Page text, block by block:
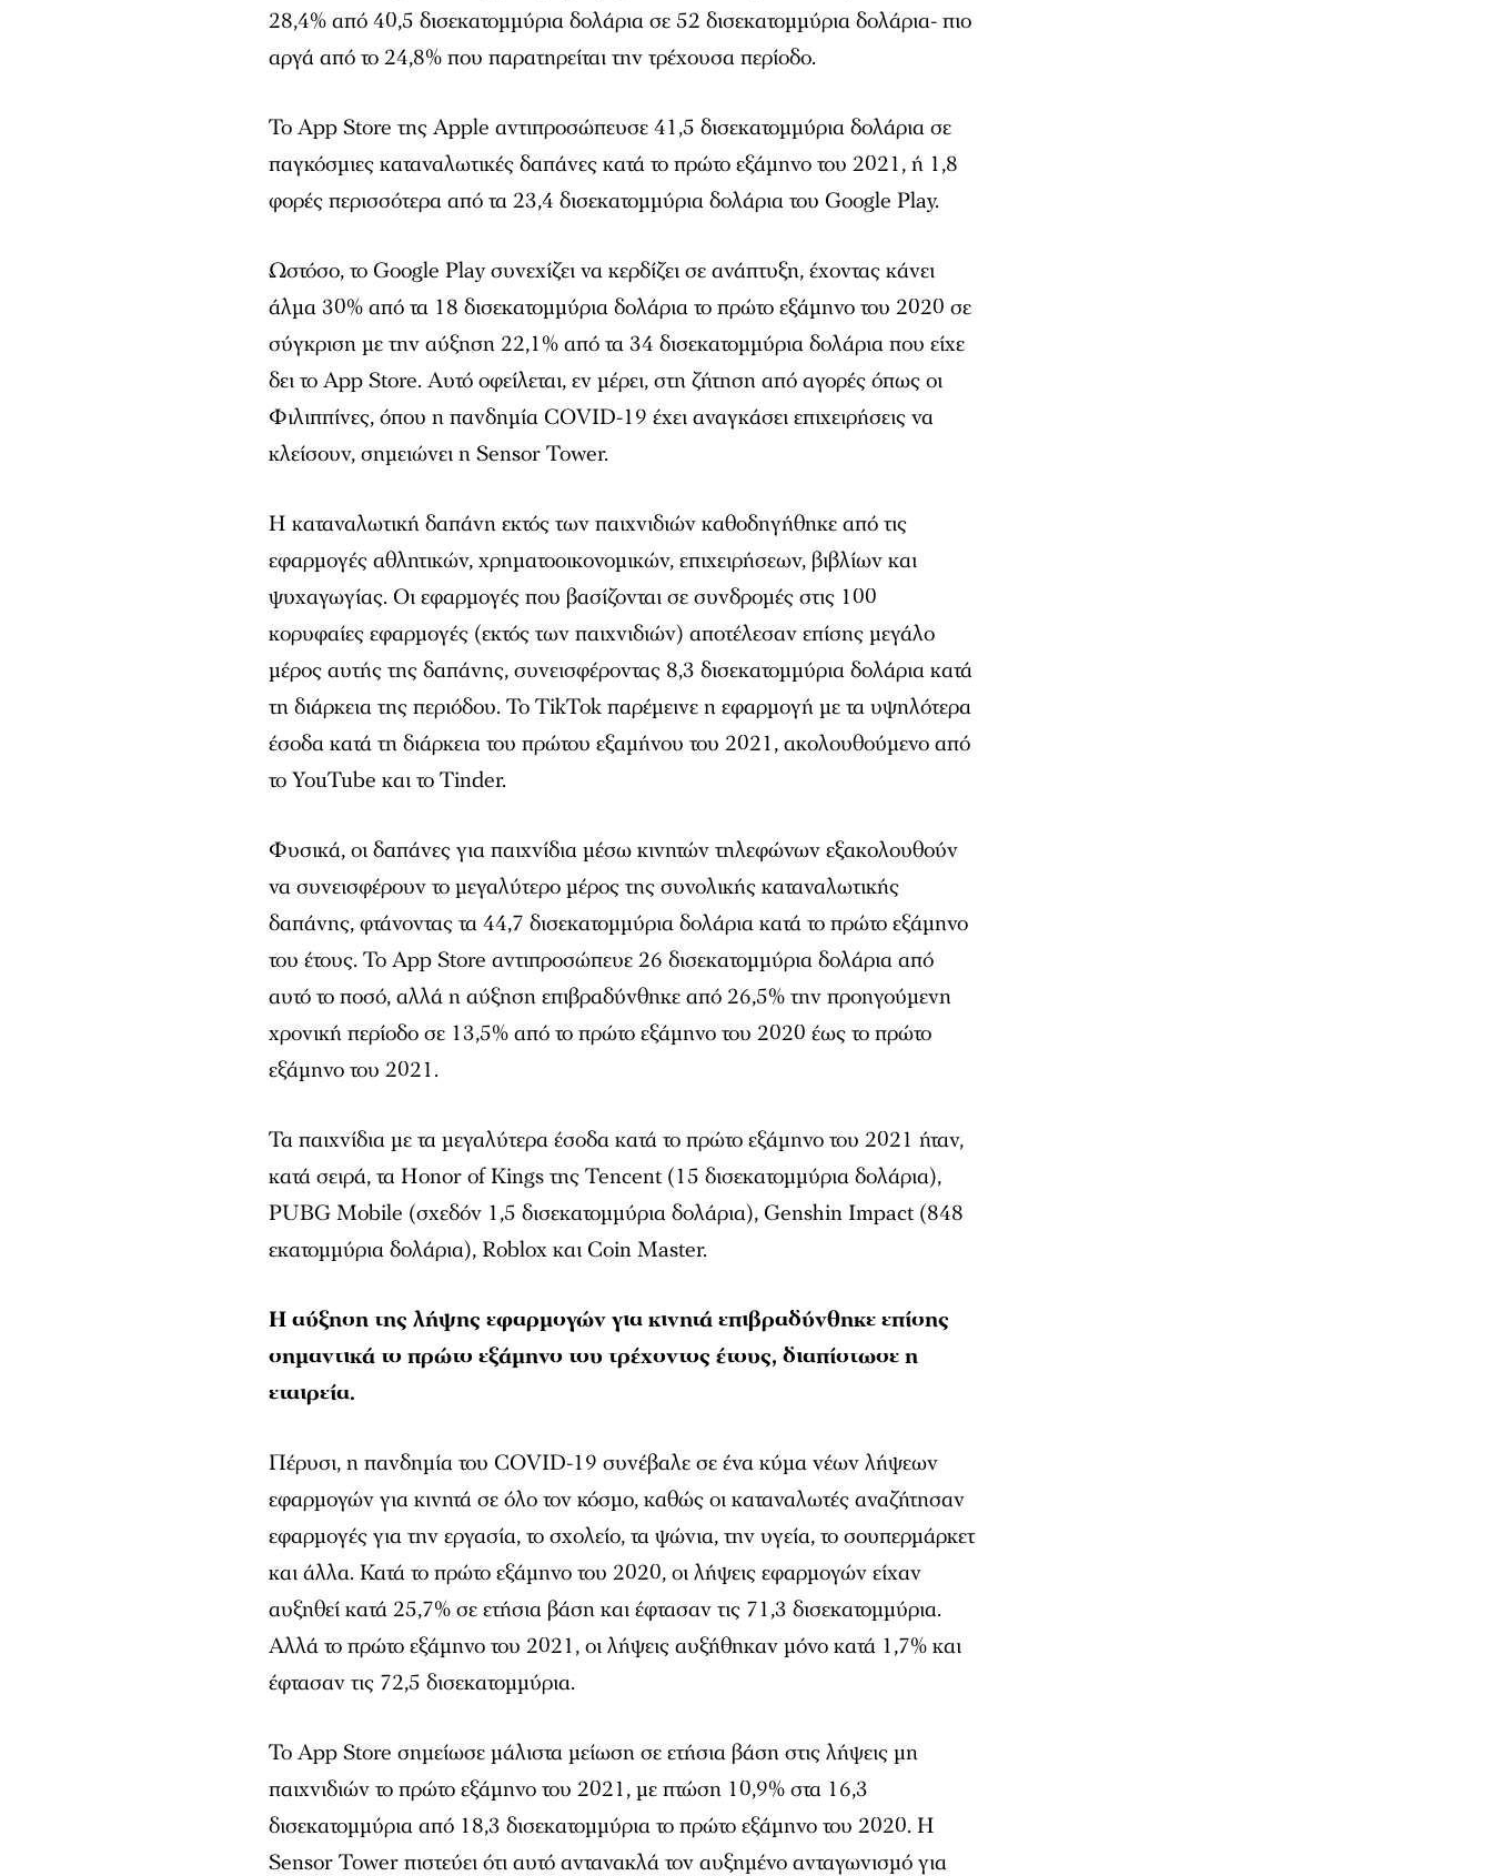
28,4% από 40,5 δισεκατομμύρια δολάρια σε 52 δισεκατομμύρια δολάρια- πιο
αργά από το 24,8% που παρατηρείται την τρέχουσα περίοδο.
Το App Store της Apple αντιπροσώπευσε 41,5 δισεκατομμύρια δολάρια σε
παγκόσμιες καταναλωτικές δαπάνες κατά το πρώτο εξάμηνο του 2021, ή 1,8
φορές περισσότερα από τα 23,4 δισεκατομμύρια δολάρια του Google Play.
Ωστόσο, το Google Play συνεχίζει να κερδίζει σε ανάπτυξη, έχοντας κάνει
άλμα 30% από τα 18 δισεκατομμύρια δολάρια το πρώτο εξάμηνο του 2020 σε
σύγκριση με την αύξηση 22,1% από τα 34 δισεκατομμύρια δολάρια που είχε
δει το App Store. Αυτό οφείλεται, εν μέρει, στη ζήτηση από αγορές όπως οι
Φιλιππίνες, όπου η πανδημία COVID-19 έχει αναγκάσει επιχειρήσεις να
κλείσουν, σημειώνει η Sensor Tower.
Η καταναλωτική δαπάνη εκτός των παιχνιδιών καθοδηγήθηκε από τις
εφαρμογές αθλητικών, χρηματοοικονομικών, επιχειρήσεων, βιβλίων και
ψυχαγωγίας. Οι εφαρμογές που βασίζονται σε συνδρομές στις 100
κορυφαίες εφαρμογές (εκτός των παιχνιδιών) αποτέλεσαν επίσης μεγάλο
μέρος αυτής της δαπάνης, συνεισφέροντας 8,3 δισεκατομμύρια δολάρια κατά
τη διάρκεια της περιόδου. Το TikTok παρέμεινε η εφαρμογή με τα υψηλότερα
έσοδα κατά τη διάρκεια του πρώτου εξαμήνου του 2021, ακολουθούμενο από
το YouTube και το Tinder.
Φυσικά, οι δαπάνες για παιχνίδια μέσω κινητών τηλεφώνων εξακολουθούν
να συνεισφέρουν το μεγαλύτερο μέρος της συνολικής καταναλωτικής
δαπάνης, φτάνοντας τα 44,7 δισεκατομμύρια δολάρια κατά το πρώτο εξάμηνο
του έτους. Το App Store αντιπροσώπευε 26 δισεκατομμύρια δολάρια από
αυτό το ποσό, αλλά η αύξηση επιβραδύνθηκε από 26,5% την προηγούμενη
χρονική περίοδο σε 13,5% από το πρώτο εξάμηνο του 2020 έως το πρώτο
εξάμηνο του 2021.
Τα παιχνίδια με τα μεγαλύτερα έσοδα κατά το πρώτο εξάμηνο του 2021 ήταν,
κατά σειρά, τα Honor of Kings της Tencent (15 δισεκατομμύρια δολάρια),
PUBG Mobile (σχεδόν 1,5 δισεκατομμύρια δολάρια), Genshin Impact (848
εκατομμύρια δολάρια), Roblox και Coin Master.
Η αύξηση της λήψης εφαρμογών για κινητά επιβραδύνθηκε επίσης
σημαντικά το πρώτο εξάμηνο του τρέχοντος έτους, διαπίστωσε η
εταιρεία.
Πέρυσι, η πανδημία του COVID-19 συνέβαλε σε ένα κύμα νέων λήψεων
εφαρμογών για κινητά σε όλο τον κόσμο, καθώς οι καταναλωτές αναζήτησαν
εφαρμογές για την εργασία, το σχολείο, τα ψώνια, την υγεία, το σουπερμάρκετ
και άλλα. Κατά το πρώτο εξάμηνο του 2020, οι λήψεις εφαρμογών είχαν
αυξηθεί κατά 25,7% σε ετήσια βάση και έφτασαν τις 71,3 δισεκατομμύρια.
Αλλά το πρώτο εξάμηνο του 2021, οι λήψεις αυξήθηκαν μόνο κατά 1,7% και
έφτασαν τις 72,5 δισεκατομμύρια.
Το App Store σημείωσε μάλιστα μείωση σε ετήσια βάση στις λήψεις μη
παιχνιδιών το πρώτο εξάμηνο του 2021, με πτώση 10,9% στα 16,3
δισεκατομμύρια από 18,3 δισεκατομμύρια το πρώτο εξάμηνο του 2020. Η
Sensor Tower πιστεύει ότι αυτό αντανακλά τον αυξημένο ανταγωνισμό για